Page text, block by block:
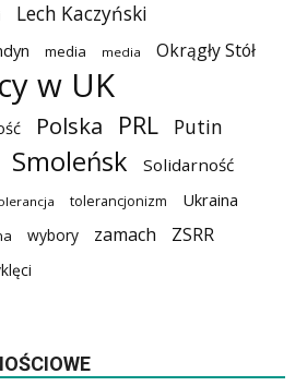
Lech Kaczyński
media media
Okrągły Stół
w UK
Polska PRL Putin
Smoleńsk Solidarność
tolerancjonizm Ukraina
wybory zamach ZSRR